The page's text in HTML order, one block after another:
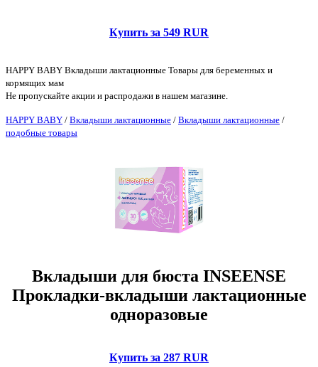
Купить за 549 RUR
HAPPY BABY Вкладыши лактационные Товары для беременных и
кормящих мам
Не пропускайте акции и распродажи в нашем магазине.
HAPPY BABY / Вкладыши лактационные / Вкладыши лактационные /
подобные товары
Вкладыши для бюста INSEENSE
Прокладки-вкладыши лактационные
одноразовые
Купить за 287 RUR